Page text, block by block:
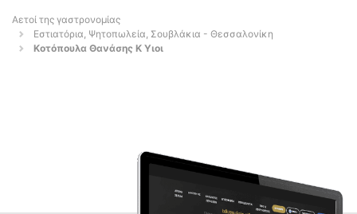
Αετοί της γαστρονομίας
Εστιατόρια, Ψητοπωλεία, Σουβλάκια - Θεσσαλονίκη
Κοτόπουλα Θανάσης Κ Υιοι